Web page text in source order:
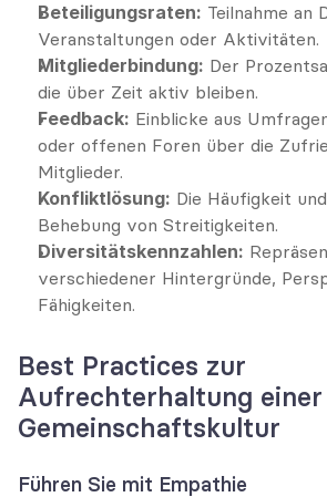
Beteiligungsraten: Teilnahme an
Veranstaltungen oder Aktivitäten.
Mitgliederbindung: Der
die über Zeit aktiv bleiben.
Feedback: Einblicke aus
oder offenen Foren über die
Mitglieder.
Konfliktlösung: Die Häufigkeit
Behebung von Streitigkeiten.
Diversitätskennzahlen:
verschiedener Hintergründe,
Fähigkeiten.
Best Practices zur
Aufrechterhaltung einer
Gemeinschaftskultur
Führen Sie mit Empathie